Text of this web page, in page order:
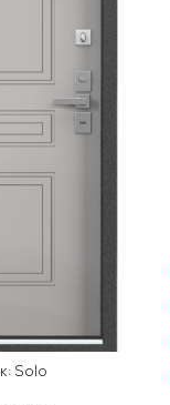
Solo